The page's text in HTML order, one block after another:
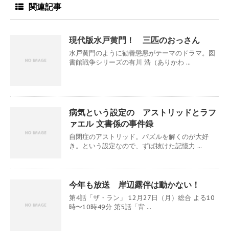
関連記事
現代版水戸黄門！ 三匹のおっさん
水戸黄門のように勧善懲悪がテーマのドラマ。図
書館戦争シリーズの有川 浩（ありかわ ...
病気という設定の アストリッドとラフ
ァエル 文書係の事件録
自閉症のアストリッド。パズルを解くのが大好
き。という設定なので、ずば抜けた記憶力 ...
今年も放送 岸辺露伴は動かない！
第4話「ザ・ラン」 12月27日（月）総合 よる10
時〜10時49分 第5話「背 ...